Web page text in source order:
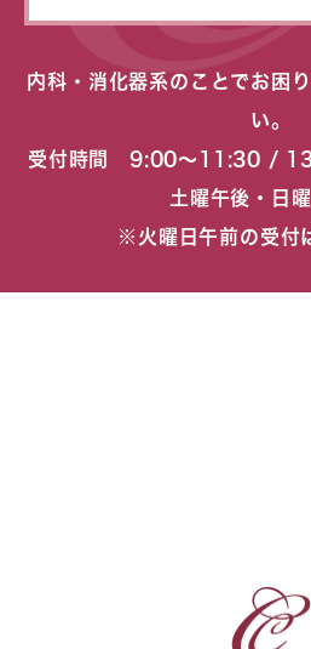
内科・消化器系のことでお困
い。
受付時間 9:00〜11:30 /
土曜午後・日
※火曜日午前の受付